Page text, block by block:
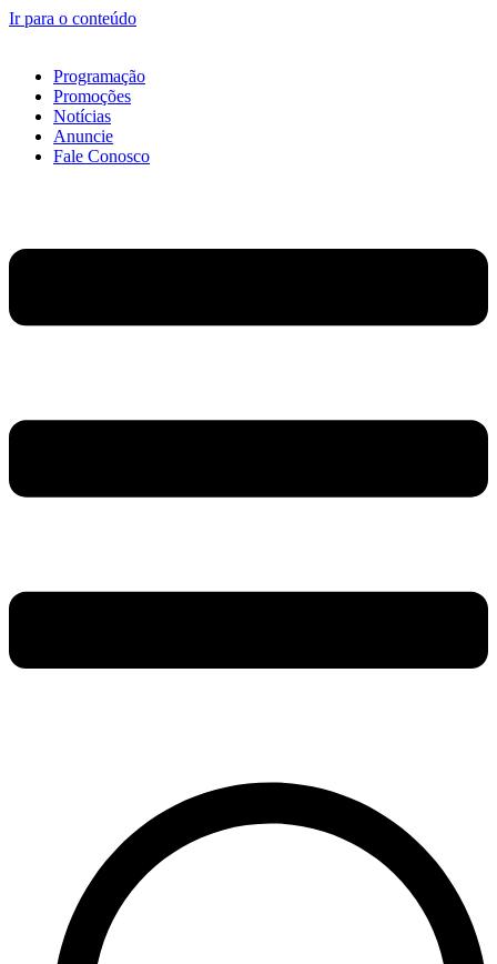
Ir para o conteúdo
Programação
Promoções
Notícias
Anuncie
Fale Conosco